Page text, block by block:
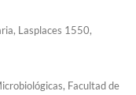
Lasplaces 1550,
Facultad de